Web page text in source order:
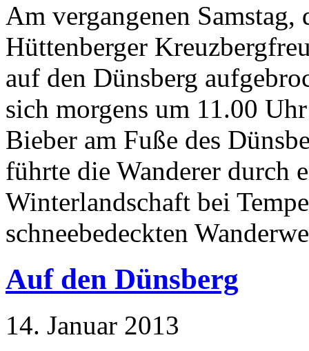
Am vergangenen
Hüttenberger
auf den Dünsberg
sich morgens um 11.00
Bieber am Fuße des
führte die Wanderer durch
Winterlandschaft bei
schneebedeckten
Auf den Dünsberg
14. Januar 2013